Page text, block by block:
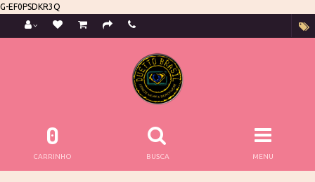
G-EF0PSDKR3Q
MENU
BUSCA
0
CARRINHO